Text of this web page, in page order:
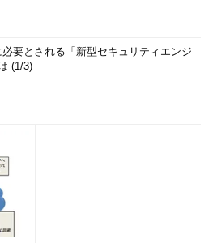
必要とされる「新型セキュリティエンジ
(1/3)